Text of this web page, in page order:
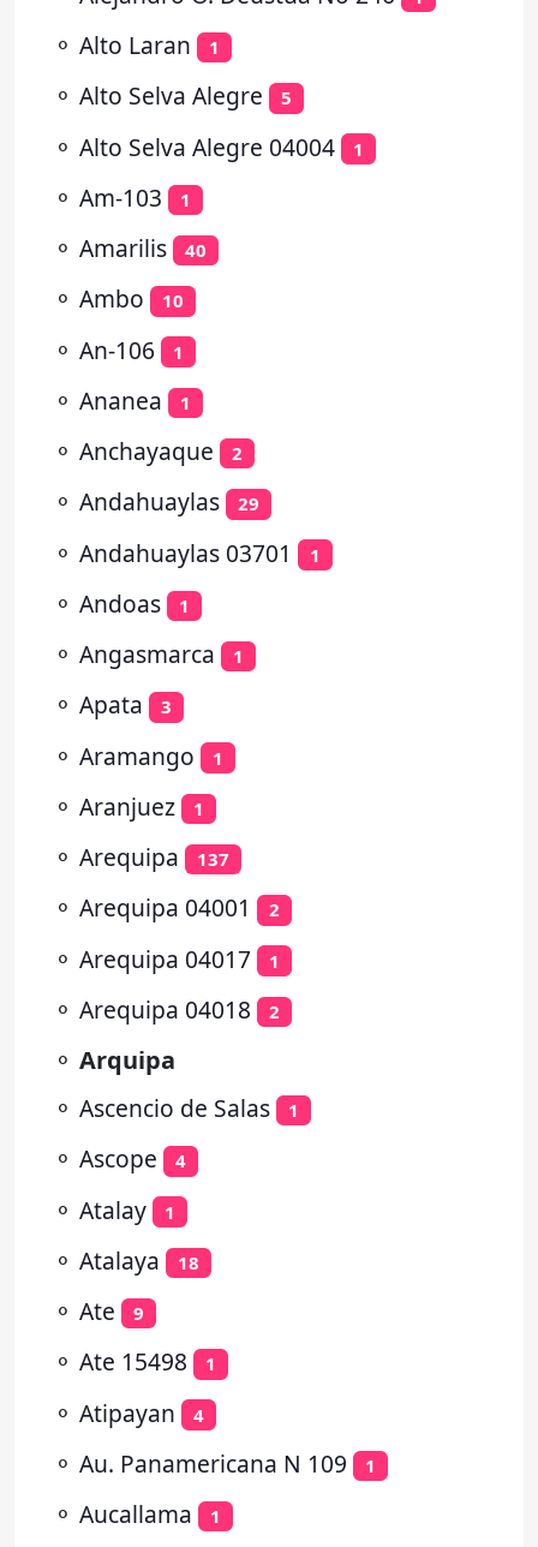
⚬ Alto Laran 1
⚬ Alto Selva Alegre 5
⚬ Alto Selva Alegre 04004 1
⚬ Am-103 1
⚬ Amarilis 40
⚬ Ambo 10
⚬ An-106 1
⚬ Ananea 1
⚬ Anchayaque 2
⚬ Andahuaylas 29
⚬ Andahuaylas 03701 1
⚬ Andoas 1
⚬ Angasmarca 1
⚬ Apata 3
⚬ Aramango 1
⚬ Aranjuez 1
⚬ Arequipa 137
⚬ Arequipa 04001 2
⚬ Arequipa 04017 1
⚬ Arequipa 04018 2
⚬ Arquipa
⚬ Ascencio de Salas 1
⚬ Ascope 4
⚬ Atalay 1
⚬ Atalaya 18
⚬ Ate 9
⚬ Ate 15498 1
⚬ Atipayan 4
⚬ Au. Panamericana N 109 1
⚬ Aucallama 1